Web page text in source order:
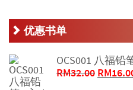
优惠书单
OCS001 八福铅
RM32.00 原
RM